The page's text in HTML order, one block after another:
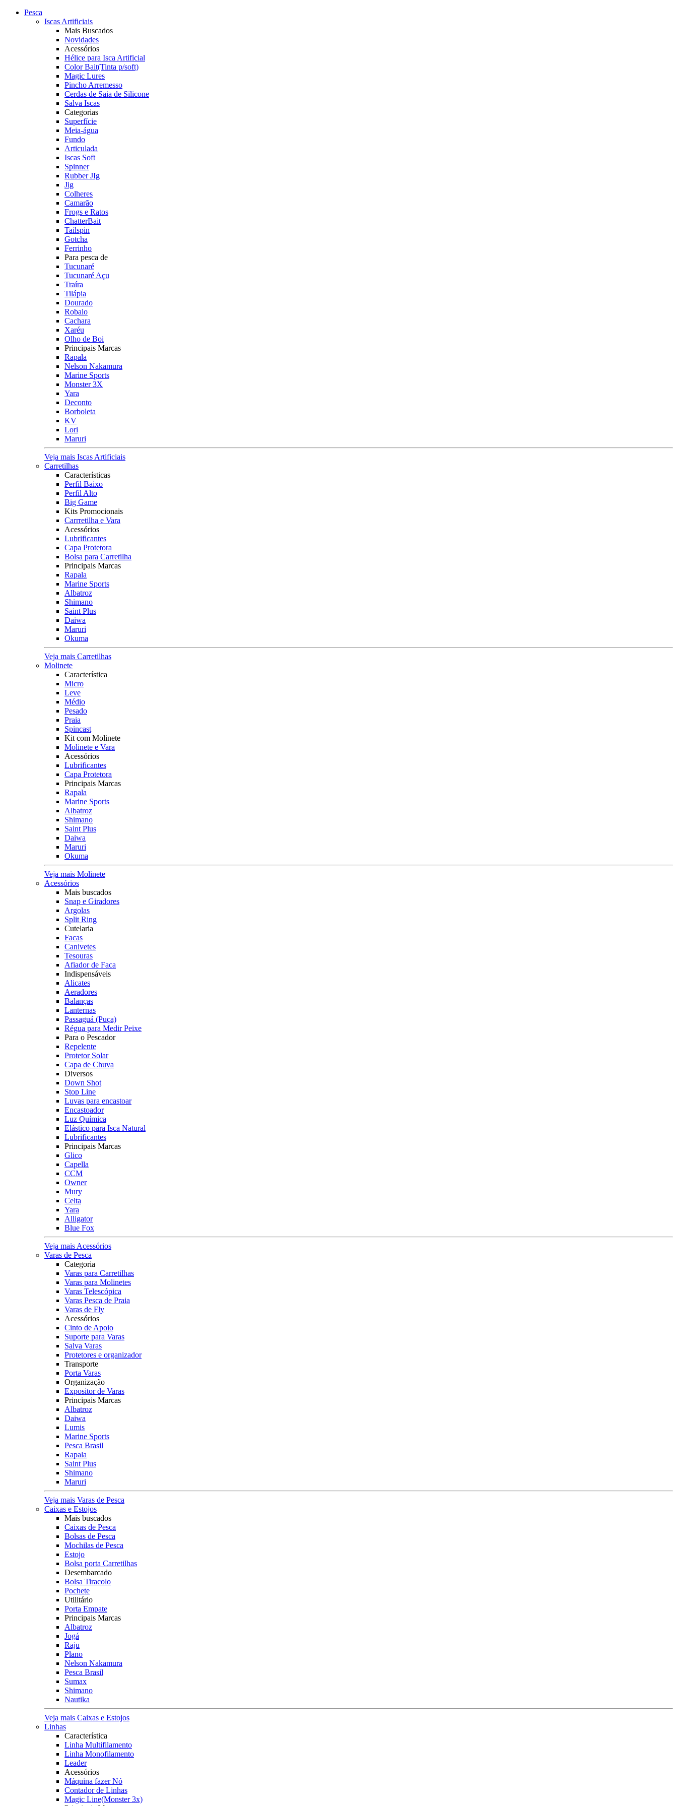
Pesca
Iscas Artificiais
Mais Buscados
Novidades
Acessórios
Hélice para Isca Artificial
Color Bait(Tinta p/soft)
Magic Lures
Pincho Arremesso
Cerdas de Saia de Silicone
Salva Iscas
Categorias
Superfície
Meia-água
Fundo
Articulada
Iscas Soft
Spinner
Rubber JIg
Jig
Colheres
Camarão
Frogs e Ratos
ChatterBait
Tailspin
Gotcha
Ferrinho
Para pesca de
Tucunaré
Tucunaré Açu
Traíra
Tilápia
Dourado
Robalo
Cachara
Xaréu
Olho de Boi
Principais Marcas
Rapala
Nelson Nakamura
Marine Sports
Monster 3X
Yara
Deconto
Borboleta
KV
Lori
Maruri
Veja mais Iscas Artificiais
Carretilhas
Características
Perfil Baixo
Perfil Alto
Big Game
Kits Promocionais
Carrretilha e Vara
Acessórios
Lubrificantes
Capa Protetora
Bolsa para Carretilha
Principais Marcas
Rapala
Marine Sports
Albatroz
Shimano
Saint Plus
Daiwa
Maruri
Okuma
Veja mais Carretilhas
Molinete
Característica
Micro
Leve
Médio
Pesado
Praia
Spincast
Kit com Molinete
Molinete e Vara
Acessórios
Lubrificantes
Capa Protetora
Principais Marcas
Rapala
Marine Sports
Albatroz
Shimano
Saint Plus
Daiwa
Maruri
Okuma
Veja mais Molinete
Acessórios
Mais buscados
Snap e Giradores
Argolas
Split Ring
Cutelaria
Facas
Canivetes
Tesouras
Afiador de Faca
Indispensáveis
Alicates
Aeradores
Balanças
Lanternas
Passaguá (Puça)
Régua para Medir Peixe
Para o Pescador
Repelente
Protetor Solar
Capa de Chuva
Diversos
Down Shot
Stop Line
Luvas para encastoar
Encastoador
Luz Química
Elástico para Isca Natural
Lubrificantes
Principais Marcas
Glico
Capella
CCM
Owner
Mury
Celta
Yara
Alligator
Blue Fox
Veja mais Acessórios
Varas de Pesca
Categoria
Varas para Carretilhas
Varas para Molinetes
Varas Telescópica
Varas Pesca de Praia
Varas de Fly
Acessórios
Cinto de Apoio
Suporte para Varas
Salva Varas
Protetores e organizador
Transporte
Porta Varas
Organização
Expositor de Varas
Principais Marcas
Albatroz
Daiwa
Lumis
Marine Sports
Pesca Brasil
Rapala
Saint Plus
Shimano
Maruri
Veja mais Varas de Pesca
Caixas e Estojos
Mais buscados
Caixas de Pesca
Bolsas de Pesca
Mochilas de Pesca
Estojo
Bolsa porta Carretilhas
Desembarcado
Bolsa Tiracolo
Pochete
Utilitário
Porta Empate
Principais Marcas
Albatroz
Jogá
Raju
Plano
Nelson Nakamura
Pesca Brasil
Sumax
Shimano
Nautika
Veja mais Caixas e Estojos
Linhas
Característica
Linha Multifilamento
Linha Monofilamento
Leader
Acessórios
Máquina fazer Nó
Contador de Linhas
Magic Line(Monster 3x)